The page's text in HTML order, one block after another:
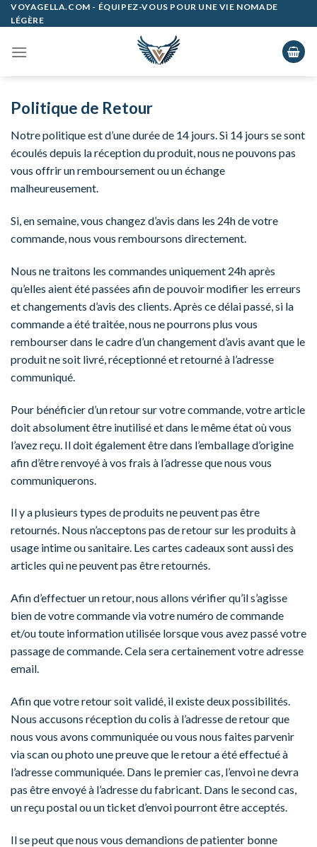
Skip
to
VOYAGELLA.COM - ÉQUIPEZ-VOUS POUR UNE VIE NOMADE
LÉGÈRE
Politique de Retour
Notre politique est d’une durée de 14 jours. Si 14 jours se sont
écoulés depuis la réception du produit, nous ne pouvons pas
vous offrir un remboursement ou un échange
malheureusement.
Si, en semaine, vous changez d’avis dans les 24h de votre
commande, nous vous remboursons directement.
Nous ne traitons les commandes uniquement 24h après
qu’elles aient été passées afin de pouvoir modifier les erreurs
et changements d’avis des clients. Après ce délai passé, si la
commande a été traitée, nous ne pourrons plus vous
rembourser dans le cadre d’un changement d’avis avant que le
produit ne soit livré, réceptionné et retourné à l’adresse
communiqué.
Pour bénéficier d’un retour sur votre commande, votre article
doit absolument être inutilisé et dans le même état où vous
l’avez reçu. Il doit également être dans l’emballage d’origine
afin d’être renvoyé à vos frais à l’adresse que nous vous
communiquerons.
Il y a plusieurs types de produits ne peuvent pas être
retournés. Nous n’acceptons pas de retour sur les produits à
usage intime ou sanitaire. Les cartes cadeaux sont aussi des
articles qui ne peuvent pas être retournés.
Afin d’effectuer un retour, nous allons vérifier qu’il s’agisse
bien de votre commande via votre numéro de commande
et/ou toute information utilisée lorsque vous avez passé votre
passage de commande. Cela sera certainement votre adresse
email.
Afin que votre retour soit validé, il existe deux possibilités.
Nous accusons réception du colis à l’adresse de retour que
nous vous avons communiquée ou vous nous faites parvenir
via scan ou photo une preuve que le retour a été effectué à
l’adresse communiquée. Dans le premier cas, l’envoi ne devra
pas être envoyé à l’adresse du fabricant. Dans le second cas,
un reçu postal ou un ticket d’envoi pourront être acceptés.
Il se peut que nous vous demandions de patienter bonne